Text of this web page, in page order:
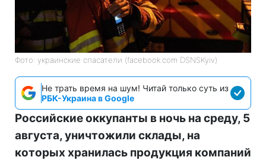
Фото: украинские спасатели (facebook.com DSNSKyiv)
Не трать время на шум! Читай только суть из
РБК-Украина в Google
Российские оккупанты в ночь на среду, 5
августа, уничтожили склады, на
которых хранилась продукция компаний